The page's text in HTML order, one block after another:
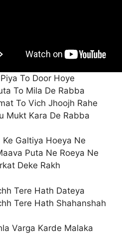
To Door Hoye
To Mila De Rabba
To Vich Jhoojh Rahe
Mukt Kara De Rabba
Ke Galtiya Hoeya Ne
Puta Ne Roeya Ne
Deke Rakh
Tere Hath Dateya
Tere Hath Shahanshah
Varga Karde Malaka